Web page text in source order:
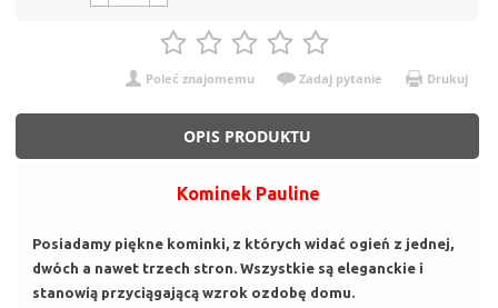
Poleć znajomemu Zadaj pytanie Drukuj
OPIS PRODUKTU
Kominek Pauline
Posiadamy piękne kominki, z których widać ogień z jednej,
dwóch a nawet trzech stron. Wszystkie są eleganckie i
stanowią przyciągającą wzrok ozdobę domu.